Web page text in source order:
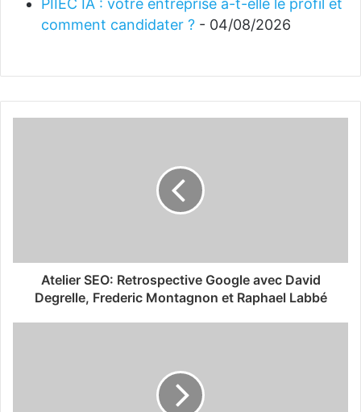
PIIEC IA : votre entreprise a-t-elle le profil et
comment candidater ? - 04/08/2026
Atelier SEO: Retrospective Google avec David
Degrelle, Frederic Montagnon et Raphael Labbé